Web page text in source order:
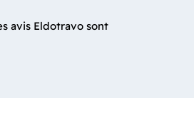
avis Eldotravo sont